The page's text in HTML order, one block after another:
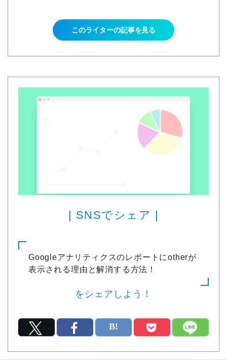
このライターの記事を見る
| SNSでシェア |
Googleアナリティクスのレポートにotherが
表示される理由と解消する方法！
をシェアしよう！